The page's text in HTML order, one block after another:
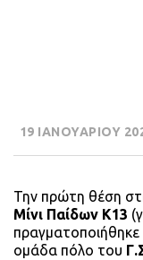
19 ΙΑΝΟΥΑΡΙΟΥ
Την πρώτη θέση
Μίνι Παίδων Κ13
πραγματοποιήθηκε
ομάδα πόλο του